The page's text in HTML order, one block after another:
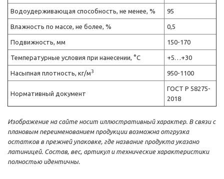
Водоудерживающая способность, не менее, % 95
Влажность по массе, не более, % 0,5
Подвижность, мм 150-170
Температурные условия при нанесении, °C +5…+30
Насыпная плотность, кг/м3 950-1100
Нормативный документ
ГОСТ Р 58275-
2018
Изображение на сайте носит иллюстративный характер. В связи с
плановым переименованием продукции возможна отгрузка
остатков в прежней упаковке, где название продукта указано
латиницей. Состав, вес, артикул и технические характеристики
полностью идентичны.